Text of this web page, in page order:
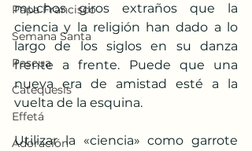
Papa Francisco
Semana Santa
Pascua
Catequesis
Effetá
Adoración
muchos giros extraños que la
ciencia y la religión han dado a lo
largo de los siglos en su danza
frente a frente. Puede que una
nueva era de amistad esté a la
vuelta de la esquina.
Utilizar la «ciencia» como garrote